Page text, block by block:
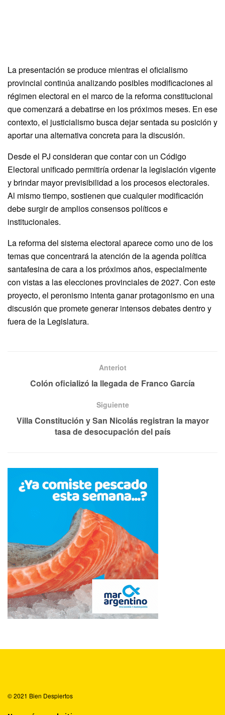
La presentación se produce mientras el oficialismo
provincial continúa analizando posibles modificaciones al
régimen electoral en el marco de la reforma constitucional
que comenzará a debatirse en los próximos meses. En ese
contexto, el justicialismo busca dejar sentada su posición y
aportar una alternativa concreta para la discusión.
Desde el PJ consideran que contar con un Código
Electoral unificado permitiría ordenar la legislación vigente
y brindar mayor previsibilidad a los procesos electorales.
Al mismo tiempo, sostienen que cualquier modificación
debe surgir de amplios consensos políticos e
institucionales.
La reforma del sistema electoral aparece como uno de los
temas que concentrará la atención de la agenda política
santafesina de cara a los próximos años, especialmente
con vistas a las elecciones provinciales de 2027. Con este
proyecto, el peronismo intenta ganar protagonismo en una
discusión que promete generar intensos debates dentro y
fuera de la Legislatura.
Anteriot
Colón oficializó la llegada de Franco García
Siguiente
Villa Constitución y San Nicolás registran la mayor
tasa de desocupación del país
© 2021 Bien Despiertos